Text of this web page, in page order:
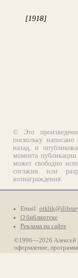
[1918]
© Это
поскольку
назад, и
момента
может свободно
согласия или
вознаграждения.
Email:
О библиотеке
Реклама на сайте
©1996—2026 Алексей
оформление,